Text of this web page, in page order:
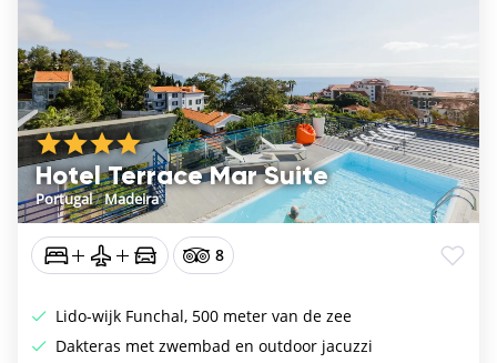
Hotel Terrace Mar Suite
Portugal/Madeira
8
Lido-wijk Funchal, 500 meter van de zee
Dakteras met zwembad en outdoor jacuzzi